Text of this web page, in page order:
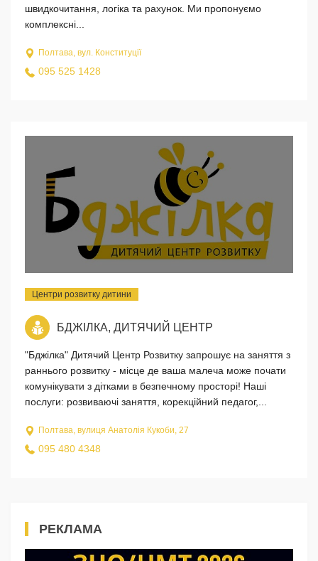
швидкочитання, логіка та рахунок. Ми пропонуємо
комплексні...
Полтава, вул. Конституції
095 525 1428
Центри розвитку дитини
БДЖІЛКА, ДИТЯЧИЙ ЦЕНТР
"Бджілка" Дитячий Центр Розвитку запрошує на заняття з
раннього розвитку - місце де ваша малеча може почати
комунікувати з дітками в безпечному просторі! Наші
послуги: розвиваючі заняття, корекційний педагог,...
Полтава, вулиця Анатолія Кукоби, 27
095 480 4348
РЕКЛАМА